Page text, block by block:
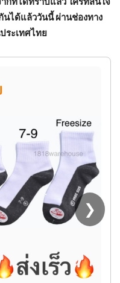
นได้แล้ววันนี้ ผ่านช่องทาง
ระเทศไทย
❯